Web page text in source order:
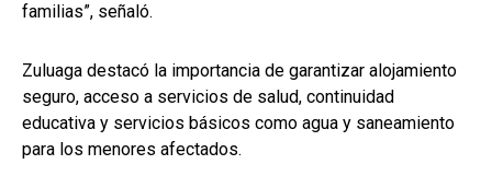
familias”, señaló.
Zuluaga destacó la importancia de garantizar alojamiento
seguro, acceso a servicios de salud, continuidad
educativa y servicios básicos como agua y saneamiento
para los menores afectados.